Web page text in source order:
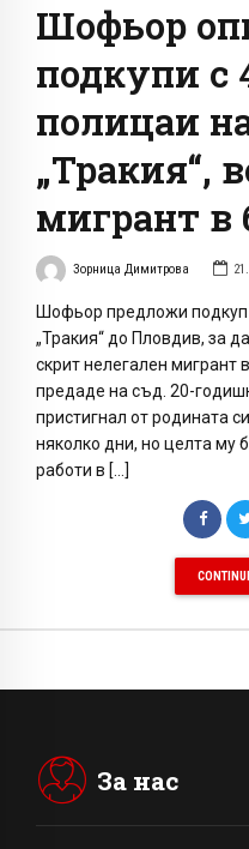
Шофьор
подкупи с
полицаи
„Тракия“,
мигрант в
Зорница Димитрова
Шофьор предложи
„Тракия“ до Пловдив, за
скрит нелегален мигрант
предаде на съд. 20-
пристигнал от родината
няколко дни, но целта му
работи в […]
За нас